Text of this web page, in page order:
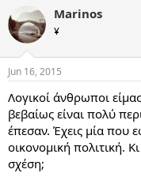
Marinos
¥
Jun 16, 2015
Λογικοί άνθρωποι
βεβαίως είναι πολύ
έπεσαν. Έχεις μία που
οικονομική πολιτική.
σχέση;